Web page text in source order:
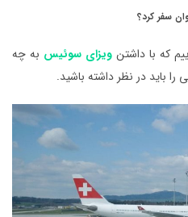
سفر کرد؟
که با داشتن ویزای سوئیس به چه
باید در نظر داشته باشید.